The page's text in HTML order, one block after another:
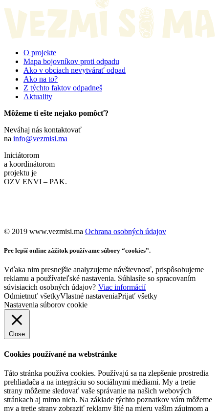
O projekte
Mapa bojovníkov proti odpadu
Ako v obciach nevytvárať odpad
Ako na to?
Z týchto faktov odpadneš
Aktuality
Môžeme ti ešte nejako pomôcť?
Neváhaj nás kontaktovať
na info@vezmisi.ma
Iniciátorom
a koordinátorom
projektu je
OZV ENVI – PAK.
©️ 2019 www.vezmisi.ma Ochrana osobných údajov
Pre lepší online zážitok používame súbory “cookies”.
Vďaka nim presnejšie analyzujeme návštevnosť, prispôsobujeme
reklamu a používateľské nastavenia. Súhlasíte so spracovaním
súvisiacich osobných údajov? Viac informácií
Odmietnuť všetkyVlastné nastaveniaPrijať všetky
Nastavenia súborov cookie
Close
Cookies používané na webstránke
Táto stránka používa cookies. Používajú sa na zlepšenie prostredia
prehliadača a na integráciu so sociálnymi médiami. My a tretie
strany môžeme sledovať vaše správanie na našich webových
stránkach aj mimo nich. Na základe týchto poznatkov vám môžeme
my a tretie strany zobraziť reklamy šité na mieru vašim záujmom a